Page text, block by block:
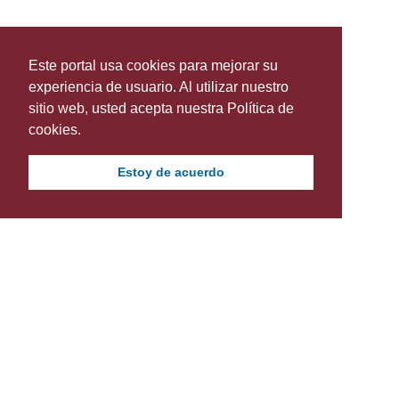
Este portal usa cookies para mejorar su
experiencia de usuario. Al utilizar nuestro
sitio web, usted acepta nuestra Política de
cookies.
Estoy de acuerdo